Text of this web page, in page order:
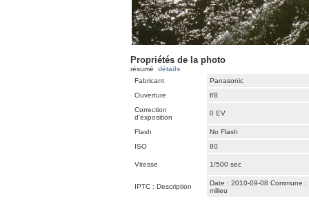
Propriétés de la photo
résumé détails
Fabricant
Panasonic
Ouverture
f/8
Correction
d'exposition
0 EV
Flash
No Flash
ISO
80
Vitesse 1/500 sec
IPTC : Description
Date : 2010-09-08 Commune
milieu